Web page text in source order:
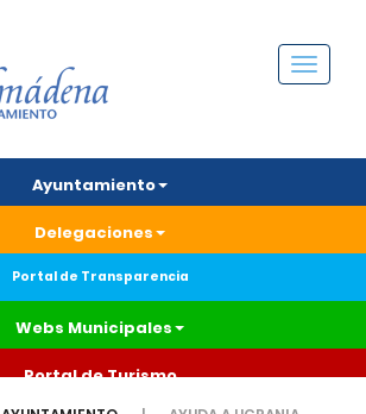
Menú
Ayuntamiento
Delegaciones
Portal de Transparencia
Webs Municipales
Portal de Turismo